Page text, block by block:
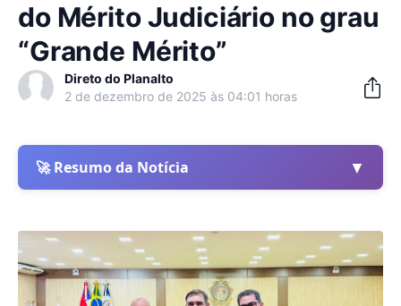
do Mérito Judiciário no grau
“Grande Mérito”
Direto do Planalto
2 de dezembro de 2025 às 04:01 horas
🚀 Resumo da Notícia ▼